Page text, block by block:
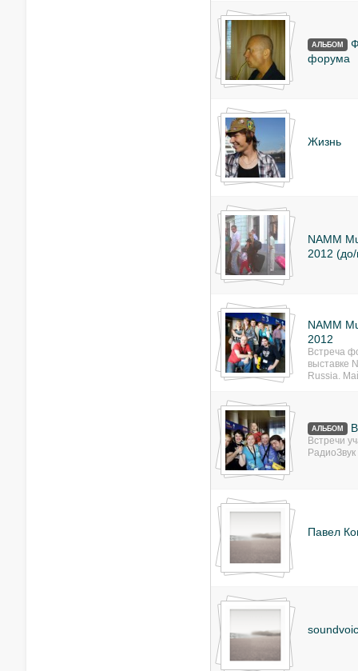
АЛЬБОМ
форума
Жизнь
NAMM
2012
NAMM
2012
Встреча
выставке
Russia.
АЛЬБОМ
Встречи
РадиоЗвук
Павел